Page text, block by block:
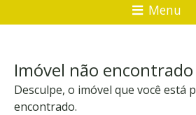
Menu
Imóvel não encontrado
Desculpe, o imóvel que você está
encontrado.